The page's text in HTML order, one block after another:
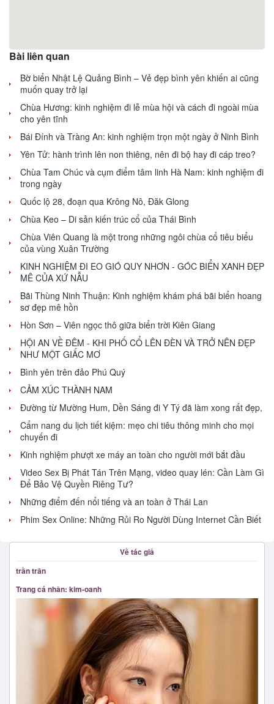
Bài liên quan
Bờ biển Nhật Lệ Quảng Bình – Vẻ đẹp bình yên khiến ai cũng
muốn quay trở lại
Chùa Hương: kinh nghiệm đi lễ mùa hội và cách đi ngoài mùa
cho yên tĩnh
Bái Đính và Tràng An: kinh nghiệm trọn một ngày ở Ninh Bình
Yên Tử: hành trình lên non thiêng, nên đi bộ hay đi cáp treo?
Chùa Tam Chúc và cụm điểm tâm linh Hà Nam: kinh nghiệm đi
trong ngày
Quốc lộ 28, đoạn qua Krông Nô, Đăk Glong
Chùa Keo – Di sản kiến trúc cổ của Thái Bình
Chùa Viên Quang là một trong những ngôi chùa cổ tiêu biểu
của vùng Xuân Trường
KINH NGHIỆM ĐI EO GIÓ QUY NHƠN - GÓC BIỂN XANH ĐẸP
MÊ CỦA XỨ NẪU
Bãi Thùng Ninh Thuận: Kinh nghiệm khám phá bãi biển hoang
sơ đẹp mê hồn
Hòn Sơn – Viên ngọc thô giữa biển trời Kiên Giang
HỘI AN VỀ ĐÊM - KHI PHỐ CỔ LÊN ĐÈN VÀ TRỞ NÊN ĐẸP
NHƯ MỘT GIẤC MƠ
Bình yên trên đảo Phú Quý
CẢM XÚC THÀNH NAM
Đường từ Mường Hum, Dền Sáng đi Y Tý đã làm xong rất đẹp,
Cẩm nang du lịch tiết kiệm: mẹo chi tiêu thông minh cho mọi
chuyến đi
Kinh nghiệm phượt xe máy an toàn cho người mới bắt đầu
Video Sex Bị Phát Tán Trên Mạng, video quay lén: Cần Làm Gì
Để Bảo Vệ Quyền Riêng Tư?
Những điểm đến nổi tiếng và an toàn ở Thái Lan
Phim Sex Online: Những Rủi Ro Người Dùng Internet Cần Biết
Về tác giả
trần trân
Trang cá nhân: kim-oanh